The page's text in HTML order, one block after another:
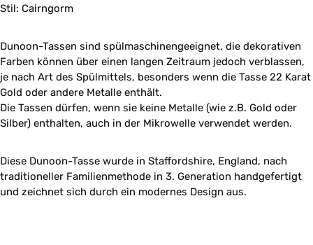
Stil: Cairngorm
Dunoon-Tassen sind spülmaschinengeeignet, die dekorativen
Farben können über einen langen Zeitraum jedoch verblassen,
je nach Art des Spülmittels, besonders wenn die Tasse 22 Karat
Gold oder andere Metalle enthält.
Die Tassen dürfen, wenn sie keine Metalle (wie z.B. Gold oder
Silber) enthalten, auch in der Mikrowelle verwendet werden.
Diese Dunoon-Tasse wurde in Staffordshire, England, nach
traditioneller Familienmethode in 3. Generation handgefertigt
und zeichnet sich durch ein modernes Design aus.